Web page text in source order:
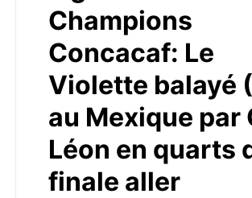
Champions
Concacaf: Le
Violette balayé
au Mexique par
Léon en quarts
finale aller